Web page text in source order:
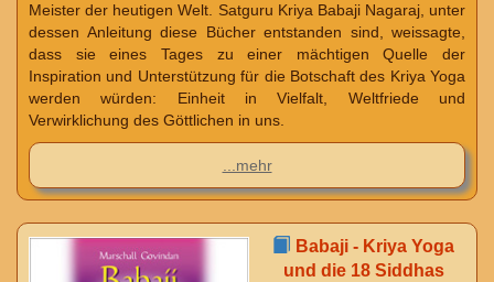
Meister der heutigen Welt. Satguru Kriya Babaji Nagaraj, unter
dessen Anleitung diese Bücher entstanden sind, weissagte,
dass sie eines Tages zu einer mächtigen Quelle der
Inspiration und Unterstützung für die Botschaft des Kriya Yoga
werden würden: Einheit in Vielfalt, Weltfriede und
Verwirklichung des Göttlichen in uns.
...mehr
Babaji - Kriya Yoga
und die 18 Siddhas